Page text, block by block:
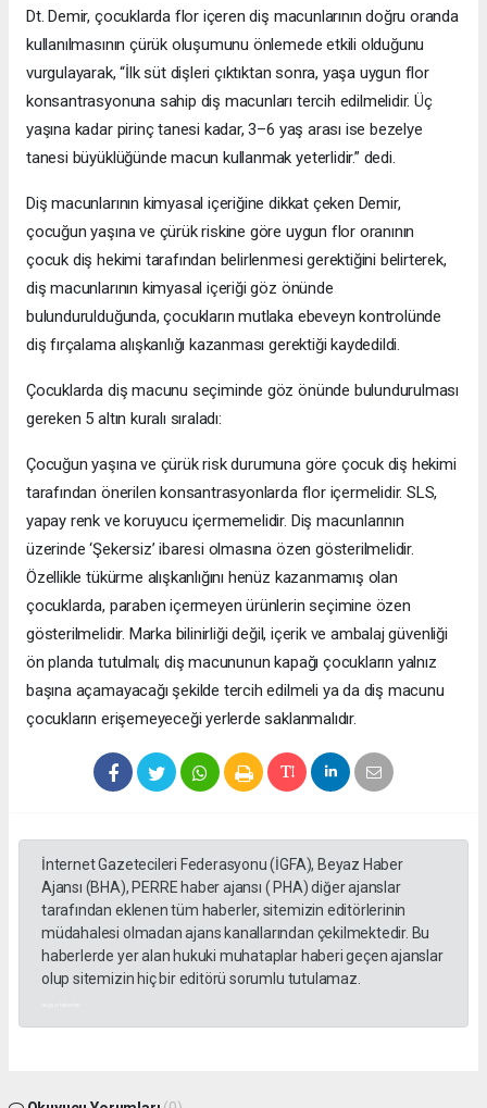
Dt. Demir, çocuklarda flor içeren diş macunlarının doğru oranda
kullanılmasının çürük oluşumunu önlemede etkili olduğunu
vurgulayarak, “İlk süt dişleri çıktıktan sonra, yaşa uygun flor
konsantrasyonuna sahip diş macunları tercih edilmelidir. Üç
yaşına kadar pirinç tanesi kadar, 3–6 yaş arası ise bezelye
tanesi büyüklüğünde macun kullanmak yeterlidir.” dedi.
Diş macunlarının kimyasal içeriğine dikkat çeken Demir,
çocuğun yaşına ve çürük riskine göre uygun flor oranının
çocuk diş hekimi tarafından belirlenmesi gerektiğini belirterek,
diş macunlarının kimyasal içeriği göz önünde
bulundurulduğunda, çocukların mutlaka ebeveyn kontrolünde
diş fırçalama alışkanlığı kazanması gerektiği kaydedildi.
Çocuklarda diş macunu seçiminde göz önünde bulundurulması
gereken 5 altın kuralı sıraladı:
Çocuğun yaşına ve çürük risk durumuna göre çocuk diş hekimi
tarafından önerilen konsantrasyonlarda flor içermelidir. SLS,
yapay renk ve koruyucu içermemelidir. Diş macunlarının
üzerinde ‘Şekersiz’ ibaresi olmasına özen gösterilmelidir.
Özellikle tükürme alışkanlığını henüz kazanmamış olan
çocuklarda, paraben içermeyen ürünlerin seçimine özen
gösterilmelidir. Marka bilinirliği değil, içerik ve ambalaj güvenliği
ön planda tutulmalı; diş macununun kapağı çocukların yalnız
başına açamayacağı şekilde tercih edilmeli ya da diş macunu
çocukların erişemeyeceği yerlerde saklanmalıdır.
İnternet Gazetecileri Federasyonu (İGFA), Beyaz Haber
Ajansı (BHA), PERRE haber ajansı ( PHA) diğer ajanslar
tarafından eklenen tüm haberler, sitemizin editörlerinin
müdahalesi olmadan ajans kanallarından çekilmektedir. Bu
haberlerde yer alan hukuki muhataplar haberi geçen ajanslar
olup sitemizin hiç bir editörü sorumlu tutulamaz.